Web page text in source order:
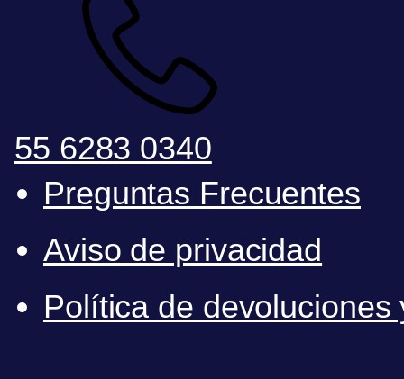
55 6283 0340
Preguntas Frecuentes
Aviso de privacidad
Política de devoluciones